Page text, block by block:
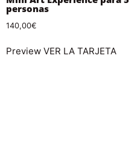
personas
140,00€
Preview VER LA TARJETA